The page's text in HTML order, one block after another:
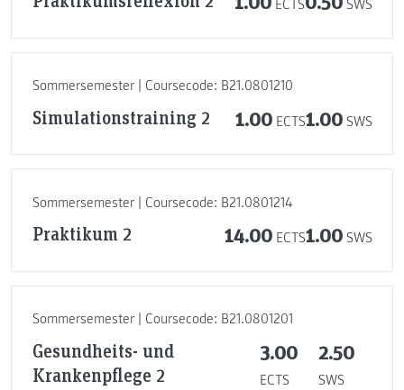
ECTS SWS
Sommersemester | Coursecode: B21.0801210
Simulationstraining 2 1.00 ECTS1.00 SWS
Sommersemester | Coursecode: B21.0801214
Praktikum 2 14.00 ECTS1.00 SWS
Sommersemester | Coursecode: B21.0801201
Gesundheits- und
Krankenpflege 2
3.00
ECTS
2.50
SWS